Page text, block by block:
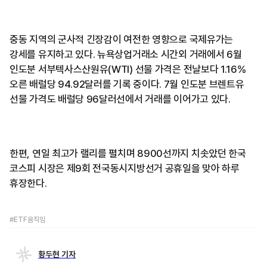
중동 지역의 군사적 긴장감이 여전한 영향으로 국제유가는
강세를 유지하고 있다. 뉴욕상업거래소 시간외 거래에서 6월
인도분 서부텍사스산원유(WTI) 선물 가격은 전날보다 1.16%
오른 배럴당 94.92달러를 기록 중이다. 7월 인도분 브렌트유
선물 가격도 배럴당 96달러선에서 거래를 이어가고 있다.
한편, 연일 최고가 랠리를 펼치며 8900선까지 치솟았던 한국
코스피 시장은 제9회 전국동시지방선거 공휴일을 맞아 하루
휴장한다.
#ETF움직임
황두현 기자